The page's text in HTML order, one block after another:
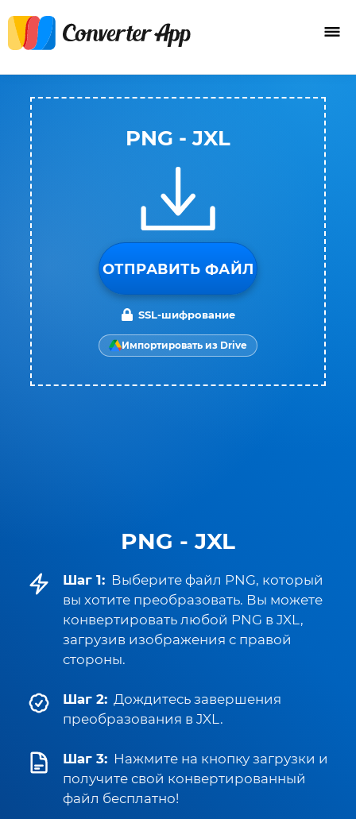
PNG - JXL
Шаг 1: Выберите файл PNG, который
вы хотите преобразовать. Вы можете
конвертировать любой PNG в JXL,
загрузив изображения с правой
стороны.
Шаг 2: Дождитесь завершения
преобразования в JXL.
Шаг 3: Нажмите на кнопку загрузки и
получите свой конвертированный
файл бесплатно!
PNG - JXL
ОТПРАВИТЬ ФАЙЛ
SSL-шифрование
Импортировать из Drive